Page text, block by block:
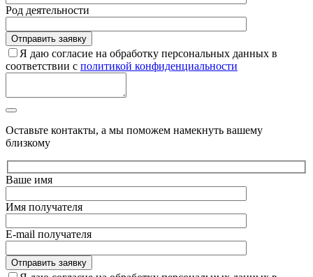
Род деятельности
Я даю согласие на обработку персональных данных в
соответствии с политикой конфиденциальности
Оставьте контакты, а мы поможем намекнуть вашему
близкому
Ваше имя
Имя получателя
E-mail получателя